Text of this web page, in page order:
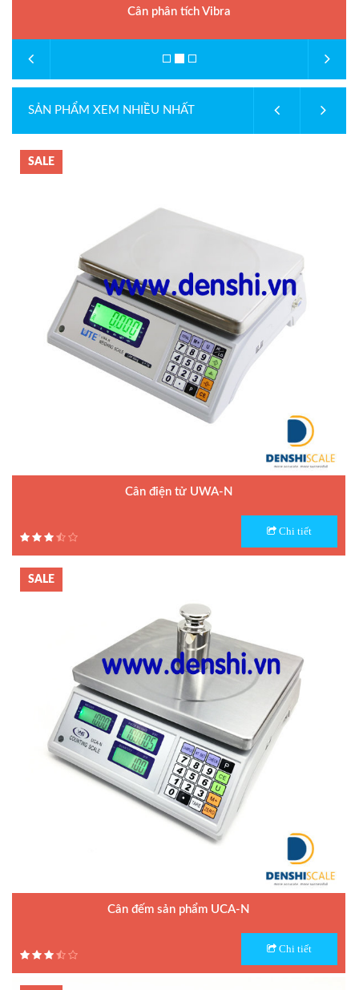
Cân phân tích Vibra
SẢN PHẨM XEM NHIỀU NHẤT
SALE
Cân điện tử UWA-N
Hãng sản xuất : UTE
Chi tiết
SALE
Cân đếm sản phẩm UCA-N
Hãng sản xuất : UTE - Taiwan
Chi tiết